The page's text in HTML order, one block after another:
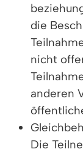
die
nicht
anderen
Die